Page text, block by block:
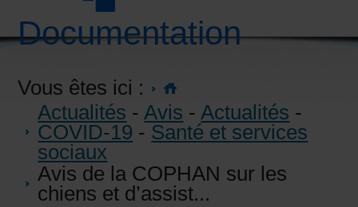
Documentation
Vous êtes ici :
Actualités - Avis - Actualités -
COVID-19 - Santé et services
sociaux
Avis de la COPHAN sur les
chiens et d’assist...